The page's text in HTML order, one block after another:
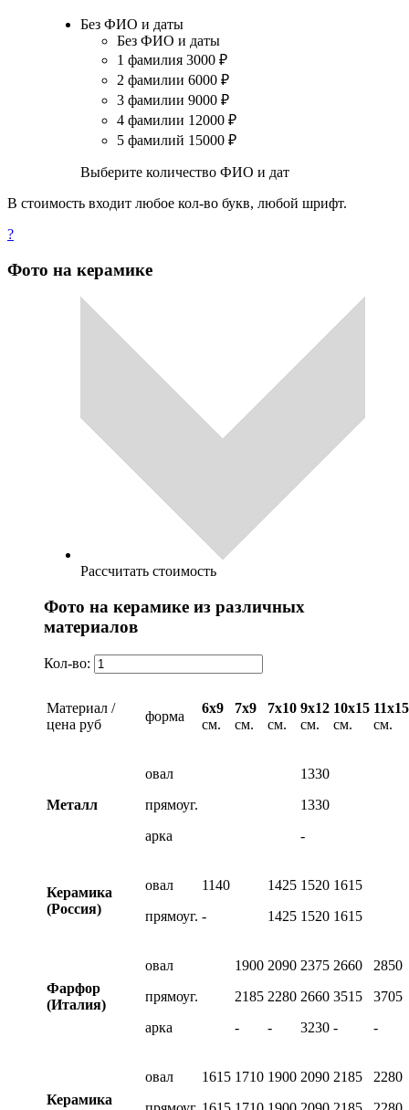
Без ФИО и даты
Без ФИО и даты
1 фамилия 3000 ₽
2 фамилии 6000 ₽
3 фамилии 9000 ₽
4 фамилии 12000 ₽
5 фамилий 15000 ₽
Выберите количество ФИО и дат
В стоимость входит любое кол-во букв, любой шрифт.
?
Фото на керамике
Рассчитать стоимость
Фото на керамике из различных
материалов
Кол-во:
Материал /
цена руб
форма
6х9
см.
7х9
см.
7х10
см.
9х12
см.
10х15
см.
11х15
см.
Металл
овал
прямоуг.
арка
1330
1330
-
Керамика
(Россия)
овал
прямоуг.
1140
-
1425
1425
1520
1520
1615
1615
Фарфор
(Италия)
овал
прямоуг.
арка
1900
2185
-
2090
2280
-
2375
2660
3230
2660
3515
-
2850
3705
-
Керамика
овал
1615 1710 1900 2090 2185
2280